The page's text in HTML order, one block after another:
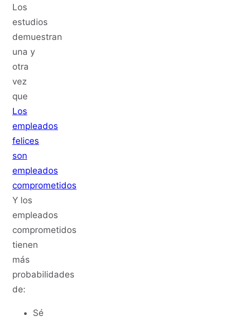
Los
estudios
demuestran
una y
otra
vez
que
Los
empleados
felices
son
empleados
comprometidos
Y los
empleados
comprometidos
tienen
más
probabilidades
de:
Sé